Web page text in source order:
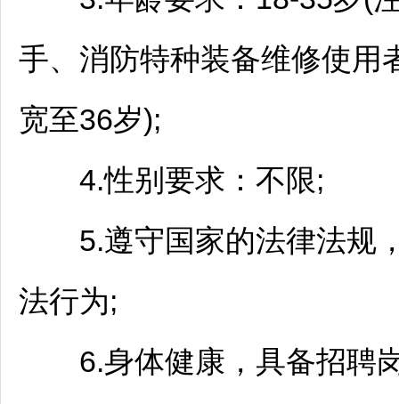
手、消防特种装备维修使用
宽至36岁);
4.性别要求：不限;
5.遵守国家的法律法规，
法行为;
6.身体健康，具备招聘